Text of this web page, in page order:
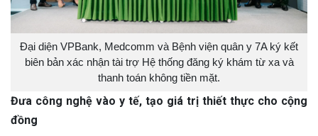
Đại diện VPBank, Medcomm và Bệnh viện quân y 7A ký kết
biên bản xác nhận tài trợ Hệ thống đăng ký khám từ xa và
thanh toán không tiền mặt.
Đưa công nghệ vào y tế, tạo giá trị thiết thực cho cộng
đồng